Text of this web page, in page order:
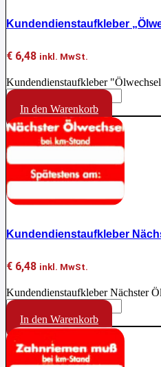
Kundendienstaufkleber
€ 6,48 inkl. MwSt.
Kundendienstaufkleber
In den Warenkorb
Kundendienstaufkleber
€ 6,48 inkl. MwSt.
Kundendienstaufkleber Nächster
In den Warenkorb